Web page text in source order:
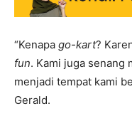
“Kenapa go-kart?
fun. Kami juga senang
menjadi tempat kami
Gerald.